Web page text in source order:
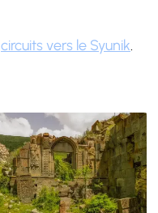
circuits vers le Syunik.